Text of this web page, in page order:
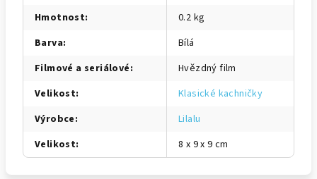
Hmotnost:
0.2 kg
Barva:
Bílá
Filmové a seriálové:
Hvězdný film
Velikost:
Klasické kachničky
Výrobce:
Lilalu
Velikost: 8 x 9 x 9 cm